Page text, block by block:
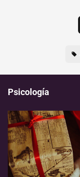
Psicología